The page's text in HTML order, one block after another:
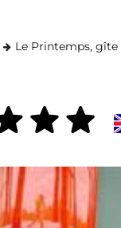
Le Printemps, gîte